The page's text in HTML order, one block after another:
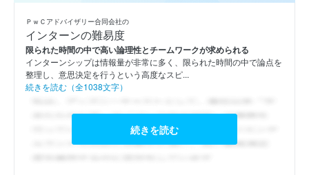
ＰｗＣアドバイザリー合同会社の
インターンの難易度
限られた時間の中で高い論理性とチームワークが求められる
インターンシップは情報量が非常に多く、限られた時間の中で論点を
整理し、意思決定を行うという高度なスピ...
続きを読む（全1038文字）
続きを読む